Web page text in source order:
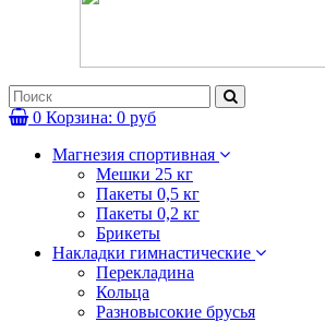
0 Корзина: 0 руб
Магнезия спортивная
Мешки 25 кг
Пакеты 0,5 кг
Пакеты 0,2 кг
Брикеты
Накладки гимнастические
Перекладина
Кольца
Разновысокие брусья